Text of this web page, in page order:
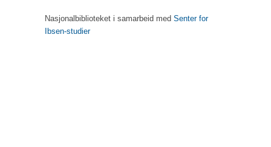
Nasjonalbiblioteket i samarbeid med Senter for
Ibsen-studier